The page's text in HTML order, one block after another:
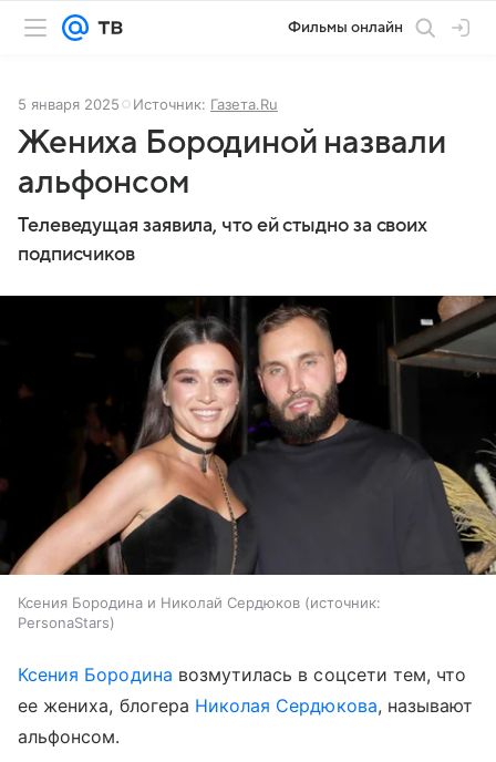
Фильмы онлайн
5 января 2025 Источник: Газета.Ru
Жениха Бородиной назвали
альфонсом
Телеведущая заявила, что ей стыдно за своих
подписчиков
Ксения Бородина и Николай Сердюков
источник:
PersonaStars
Ксения Бородина возмутилась в соцсети тем, что
ее жениха, блогера Николая Сердюкова, называют
альфонсом.